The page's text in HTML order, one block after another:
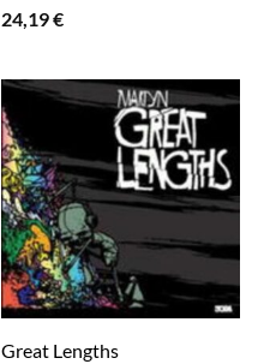
24,19€
Great Lengths